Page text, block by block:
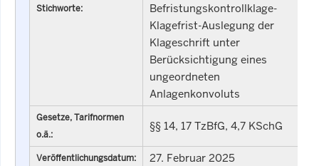
Stichworte:
Befristungskontrollklage-
Klagefrist-Auslegung der
Klageschrift unter
Berücksichtigung eines
ungeordneten
Anlagenkonvoluts
Gesetze, Tarifnormen
o.ä.:
§§ 14, 17 TzBfG, 4,7 KSchG
Veröffentlichungsdatum: 27. Februar 2025